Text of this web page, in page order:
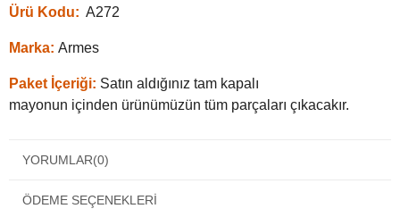
Ürü Kodu: A272
Marka: Armes
Paket İçeriği: Satın aldığınız tam kapalı
mayonun içinden ürünümüzün tüm parçaları çıkacakır.
mayo modeli. Yüzerken vücudun hassas noktalarına temas
YORUMLAR(0)
ÖDEME SEÇENEKLERI